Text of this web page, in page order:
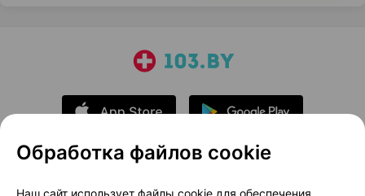
О проекте
Новости проекта
Обработка файлов cookie
Наш сайт использует файлы cookie для обеспечения